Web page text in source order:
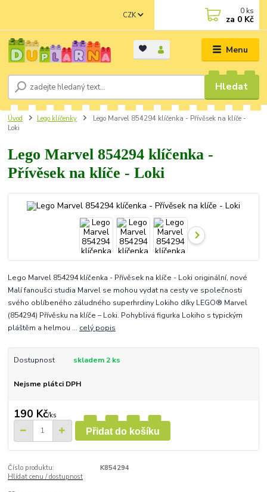
Menu
CZK
Hledat
0 ks
za 0 Kč
Úvod Lego klíčenky
Lego Marvel 854294 klíčenka - Přívěsek na klíče -
Loki
Lego Marvel 854294 klíčenka -
Přívěsek na klíče - Loki
Lego Marvel 854294 klíčenka - Přívěsek na klíče - Loki originální, nové
Malí fanoušci studia Marvel se mohou vydat na cesty ve společnosti
svého oblíbeného záludného superhrdiny Lokiho díky LEGO® Marvel
(854294) Přívěsku na klíče – Loki. Pohyblivá figurka Lokiho s typickým
pláštěm a helmou ... celý popis
Dostupnost skladem 2 ks
Nejsme plátci DPH
190 Kč/ks
Přidat do košíku
Číslo produktu:
K854294
Hlídat cenu / dostupnost